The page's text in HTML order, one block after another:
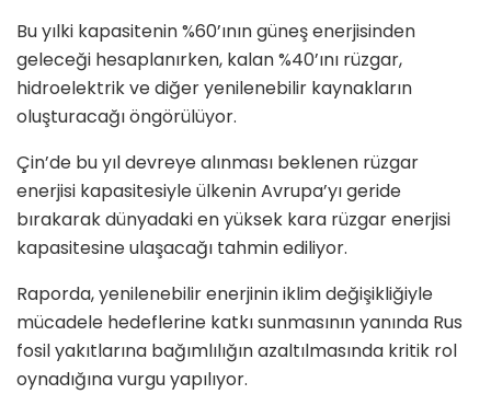
Bu yılki kapasitenin %60’ının güneş enerjisinden
geleceği hesaplanırken, kalan %40’ını rüzgar,
hidroelektrik ve diğer yenilenebilir kaynakların
oluşturacağı öngörülüyor.
Çin’de bu yıl devreye alınması beklenen rüzgar
enerjisi kapasitesiyle ülkenin Avrupa’yı geride
bırakarak dünyadaki en yüksek kara rüzgar enerjisi
kapasitesine ulaşacağı tahmin ediliyor.
Raporda, yenilenebilir enerjinin iklim değişikliğiyle
mücadele hedeflerine katkı sunmasının yanında Rus
fosil yakıtlarına bağımlılığın azaltılmasında kritik rol
oynadığına vurgu yapılıyor.